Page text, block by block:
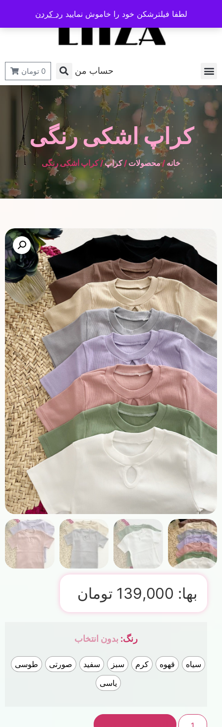
حساب من 0 تومان
کراپ اشکی رنگی
خانه /محصولات /کراپ/ کراپ اشکی رنگی
بها: 139,000 تومان
رنگ: بدون انتخاب
سیاه قهوه کرم سبز سفید صورتی
طوسی
یاسی
لطفا فیلترشکن خود را خاموش نمایید رد کردن